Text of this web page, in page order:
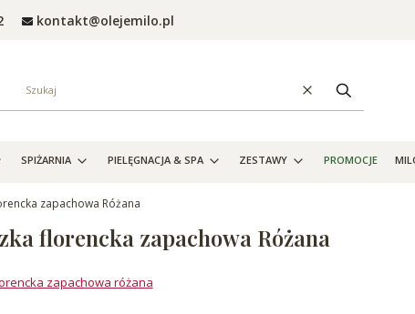
kontakt@olejemilo.pl
WyczyśćSzukaj
SPIŻARNIA PIELĘGNACJA & SPA ZESTAWY PROMOCJE
zapachowa Różana
florencka zapachowa Różana
zapachowa różana